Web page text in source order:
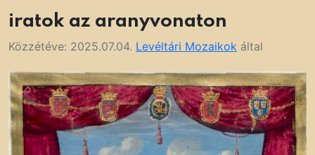
iratok az aranyvonaton
Közzétéve: 2025.07.04. Levéltári Mozaikok által